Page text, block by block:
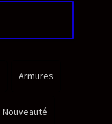
Armures
Nouveauté